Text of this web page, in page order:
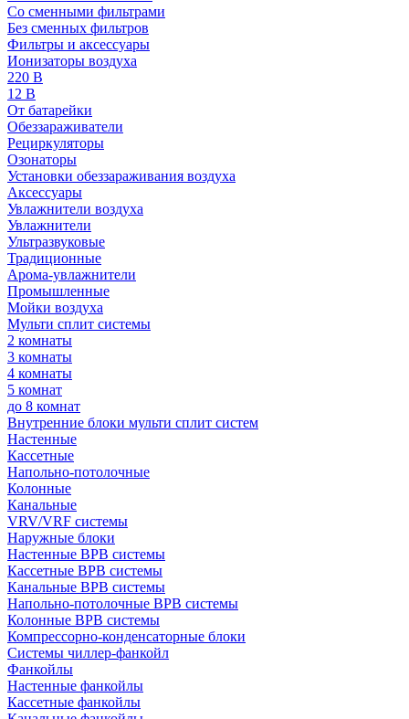
Cо сменными фильтрами
Без сменных фильтров
Фильтры и аксессуары
Ионизаторы воздуха
220 В
12 В
От батарейки
Обеззараживатели
Рециркуляторы
Озонаторы
Установки обеззараживания воздуха
Аксессуары
Увлажнители воздуха
Увлажнители
Ультразвуковые
Традиционные
Арома-увлажнители
Промышленные
Мойки воздуха
Мульти сплит системы
2 комнаты
3 комнаты
4 комнаты
5 комнат
до 8 комнат
Внутренние блоки мульти сплит систем
Настенные
Кассетные
Напольно-потолочные
Колонные
Канальные
VRV/VRF системы
Наружные блоки
Настенные ВРВ системы
Кассетные ВРВ системы
Канальные ВРВ системы
Напольно-потолочные ВРВ системы
Колонные ВРВ системы
Компрессорно-конденсаторные блоки
Системы чиллер-фанкойл
Фанкойлы
Настенные фанкойлы
Кассетные фанкойлы